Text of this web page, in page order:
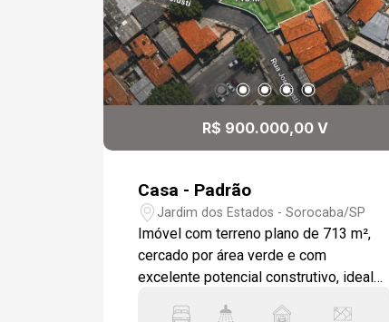
R$ 900.000,00 V
Casa - Padrão
Jardim dos Estados - Sorocaba/SP
Imóvel com terreno plano de 713 m²,
cercado por área verde e com
excelente potencial construtivo, ideal